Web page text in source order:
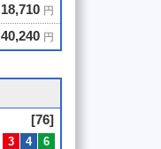
18,710 円
40,240 円
[76]